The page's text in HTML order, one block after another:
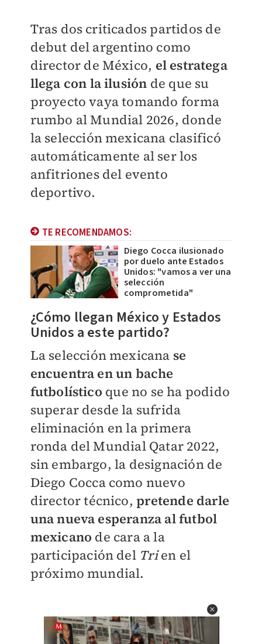
Tras dos criticados partidos de
debut del argentino como
director de México, el estratega
llega con la ilusión de que su
proyecto vaya tomando forma
rumbo al Mundial 2026, donde
la selección mexicana clasificó
automáticamente al ser los
anfitriones del evento
deportivo.
TE RECOMENDAMOS:
Diego Cocca ilusionado
por duelo ante Estados
Unidos: "vamos a ver una
selección
comprometida"
¿Cómo llegan México y Estados
Unidos a este partido?
La selección mexicana se
encuentra en un bache
futbolístico que no se ha podido
superar desde la sufrida
eliminación en la primera
ronda del Mundial Qatar 2022,
sin embargo, la designación de
Diego Cocca como nuevo
director técnico,pretende darle
una nueva esperanza al futbol
mexicano de cara a la
participación del Trien el
próximo mundial.